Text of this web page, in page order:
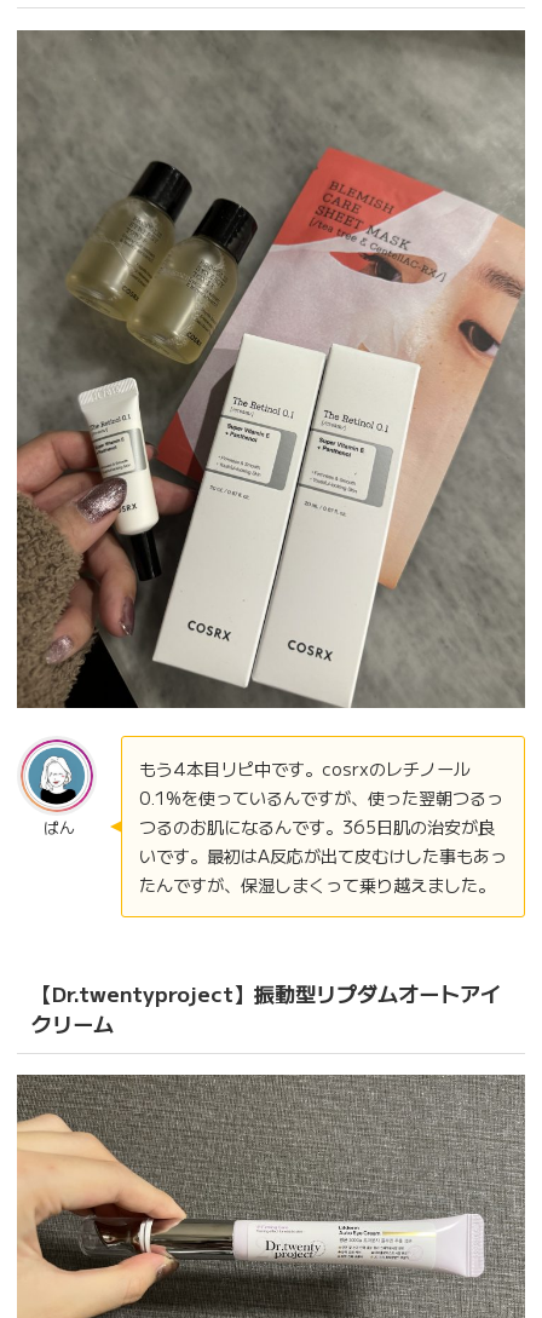
ぱん
もう4本目リピ中です。cosrxのレチノール
0.1%を使っているんですが、使った翌朝つるっ
つるのお肌になるんです。365日肌の治安が良
いです。最初はA反応が出て皮むけした事もあっ
たんですが、保湿しまくって乗り越えました。
【Dr.twentyproject】振動型リプダムオートアイ
クリーム